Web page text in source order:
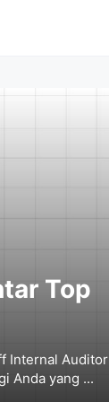
Top
Internal Auditor
Anda yang ...